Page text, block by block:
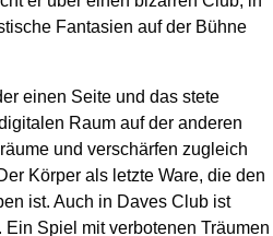
Fantasien auf der Bühne
einen Seite und das stete
Raum auf der anderen
und verschärfen zugleich
Körper als letzte Ware, die den
ist. Auch in Daves Club ist
Ein Spiel mit verbotenen Träumen